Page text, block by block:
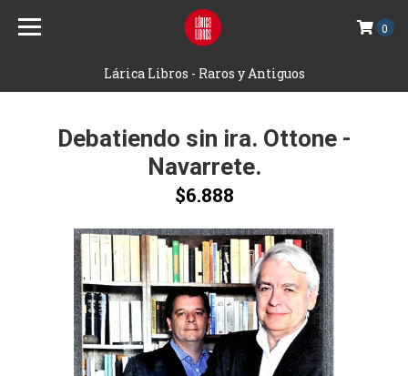
Lárica Libros - Raros y Antiguos
0
Debatiendo sin ira. Ottone -
Navarrete.
$6.888